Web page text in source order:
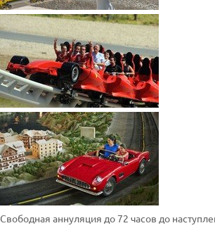
Свободная аннуляция до 72 часов до